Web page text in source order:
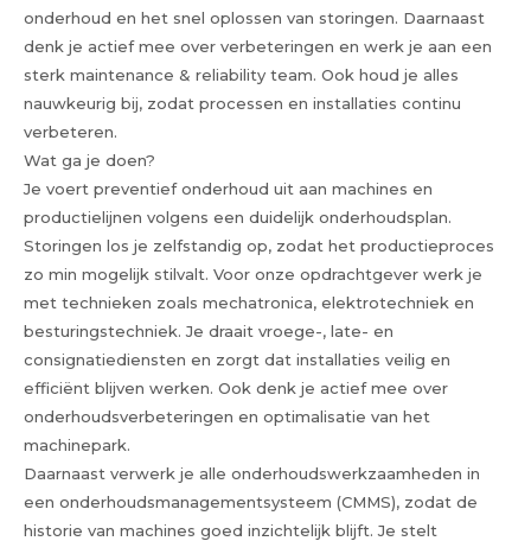
onderhoud en het snel oplossen van storingen. Daarnaast
denk je actief mee over verbeteringen en werk je aan een
sterk maintenance & reliability team. Ook houd je alles
nauwkeurig bij, zodat processen en installaties continu
verbeteren.
Wat ga je doen?
Je voert preventief onderhoud uit aan machines en
productielijnen volgens een duidelijk onderhoudsplan.
Storingen los je zelfstandig op, zodat het productieproces
zo min mogelijk stilvalt. Voor onze opdrachtgever werk je
met technieken zoals mechatronica, elektrotechniek en
besturingstechniek. Je draait vroege-, late- en
consignatiediensten en zorgt dat installaties veilig en
efficiënt blijven werken. Ook denk je actief mee over
onderhoudsverbeteringen en optimalisatie van het
machinepark.
Daarnaast verwerk je alle onderhoudswerkzaamheden in
een onderhoudsmanagementsysteem (CMMS), zodat de
historie van machines goed inzichtelijk blijft. Je stelt